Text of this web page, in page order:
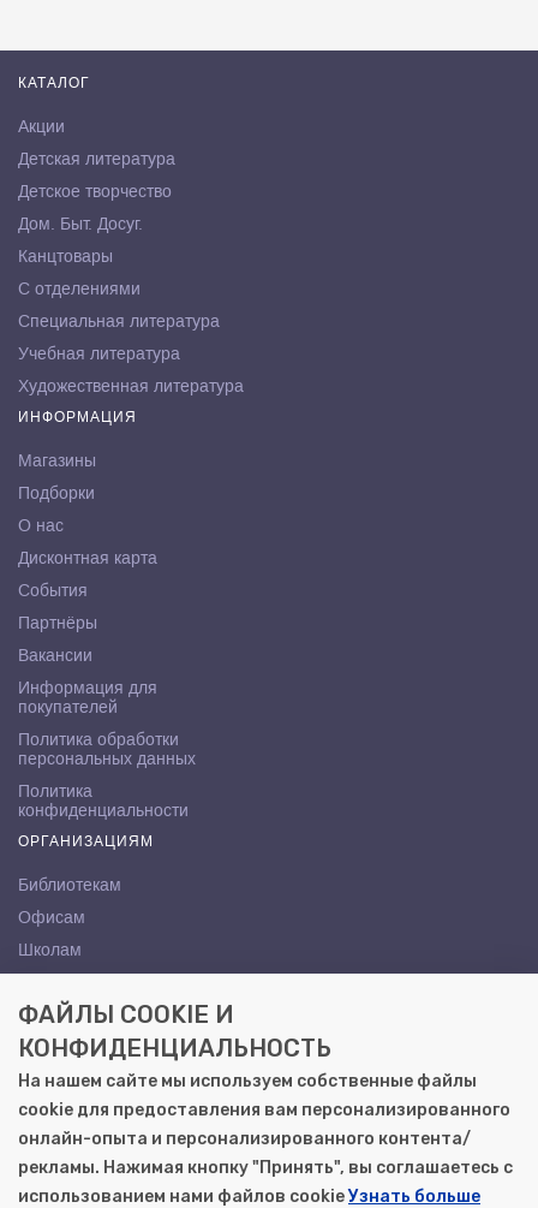
КАТАЛОГ
Акции
Детская литература
Детское творчество
Дом. Быт. Досуг.
Канцтовары
С отделениями
Специальная литература
Учебная литература
Художественная литература
ИНФОРМАЦИЯ
Магазины
Подборки
О нас
Дисконтная карта
События
Партнёры
Вакансии
Информация для
покупателей
Политика обработки
персональных данных
Политика
конфиденциальности
ОРГАНИЗАЦИЯМ
Библиотекам
Офисам
Школам
КОНТАКТЫ
Саратов, ул. Осипова, 10А
+7 (8452) 72-65-65
gemera@moya-kniga.ru
ФАЙЛЫ COOKIE И
КОНФИДЕНЦИАЛЬНОСТЬ
На нашем сайте мы используем собственные файлы
cookie для предоставления вам персонализированного
онлайн-опыта и персонализированного контента/
рекламы. Нажимая кнопку "Принять", вы соглашаетесь с
использованием нами файлов cookieУзнать больше